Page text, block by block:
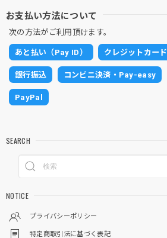
お支払い方法について
次の方法がご利用頂けます。
あと払い（Pay ID） クレジットカード
銀行振込 コンビニ決済・Pay-easy
PayPal
SEARCH
NOTICE
プライバシーポリシー
特定商取引法に基づく表記